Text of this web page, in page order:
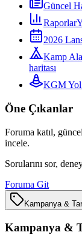
Güncel
Raporlar
2026
Kamp
haritası
KGM
Öne Çıkanlar
Foruma katıl,
incele.
Sorularını sor,
Foruma Git
Kampanya &
Kampanya &